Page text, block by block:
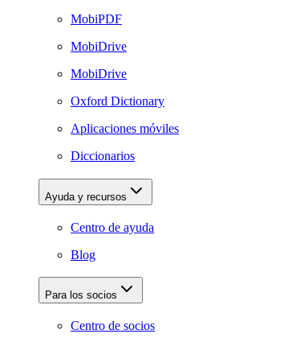
MobiPDF
MobiDrive
MobiDrive
Oxford Dictionary
Aplicaciones móviles
Diccionarios
Ayuda y recursos
Centro de ayuda
Blog
Para los socios
Centro de socios